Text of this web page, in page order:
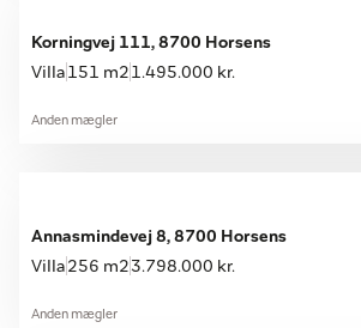
Korningvej 111, 8700 Horsens
Villa 151 m2 1.495.000 kr.
Anden mægler
Annasmindevej 8, 8700 Horsens
Villa 256 m2 3.798.000 kr.
Anden mægler